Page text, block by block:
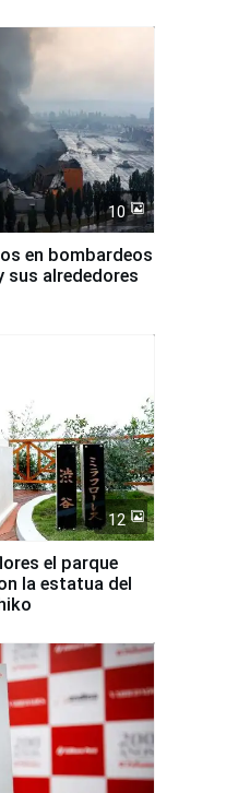
10
en bombardeos
sus alrededores
12
el parque
la estatua del